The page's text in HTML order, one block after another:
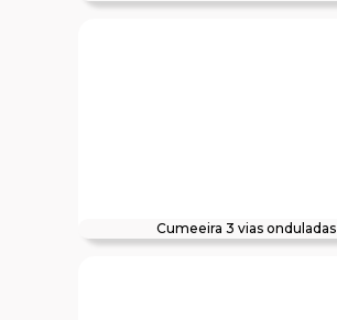
Cumeeira 3 vias onduladas